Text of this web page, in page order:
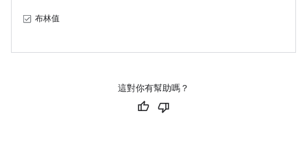
布林值
這對你有幫助嗎？